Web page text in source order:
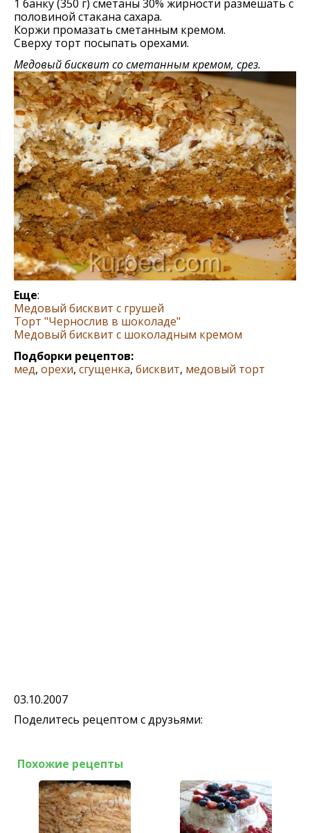
1 банку (350 г) сметаны 30% жирности размешать с
половиной стакана сахара.
Коржи промазать сметанным кремом.
Сверху торт посыпать орехами.
Медовый бисквит со сметанным кремом, срез.
Еще:
Медовый бисквит с грушей
Торт "Чернослив в шоколаде"
Медовый бисквит с шоколадным кремом
Подборки рецептов:
мед, орехи, сгущенка, бисквит, медовый торт
03.10.2007
Поделитесь рецептом с друзьями:
Похожие рецепты